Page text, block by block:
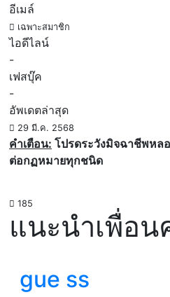
อีเมล์
เฉพาะสมาชิก
ไอดีไลน์
-
เฟสบุ๊ค
-
อัพเดตล่าสุด
29 มี.ค. 2568
คำเตือน: โปรดระวังมิจฉาชีพหล
ต่อกฏหมายทุกชนิด
185
แนะนำเพื่อน
gue ss